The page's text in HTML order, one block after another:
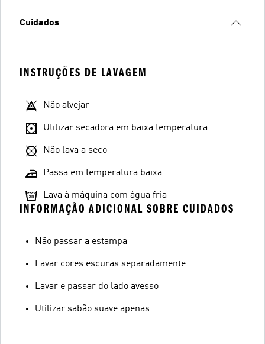
Cuidados
INSTRUÇÕES DE LAVAGEM
Não alvejar
Utilizar secadora em baixa temperatura
Não lava a seco
Passa em temperatura baixa
Lava à máquina com água fria
INFORMAÇÃO ADICIONAL SOBRE CUIDADOS
Não passar a estampa
Lavar cores escuras separadamente
Lavar e passar do lado avesso
Utilizar sabão suave apenas